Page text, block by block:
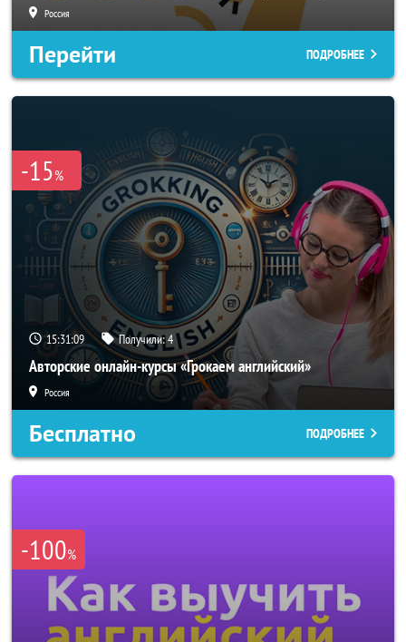
Россия
Перейти ПОДРОБНЕЕ
-15%
15:31:09 Получили:4
Авторские онлайн-курсы «Грокаем английский»
Россия
Бесплатно ПОДРОБНЕЕ
-100%